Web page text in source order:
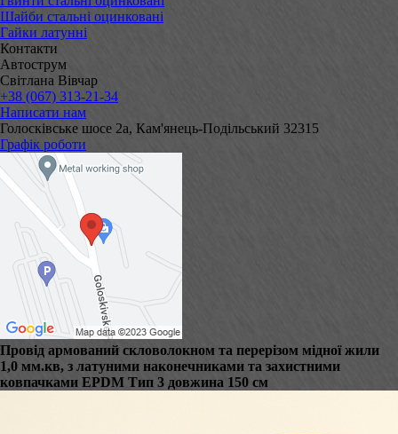
Шайби стальні оцинковані
Гайки латунні
Контакти
Автострум
Світлана Вівчар
+38 (067) 313-21-34
Написати нам
Голосківське шосе 2а, Кам'янець-Подільський 32315
Графік роботи
Провід армований скловолокном та перерізом мідної жили
1,0 мм.кв, з латуними наконечниками та захистними
ковпачками EPDM Тип 3 довжина 150 см